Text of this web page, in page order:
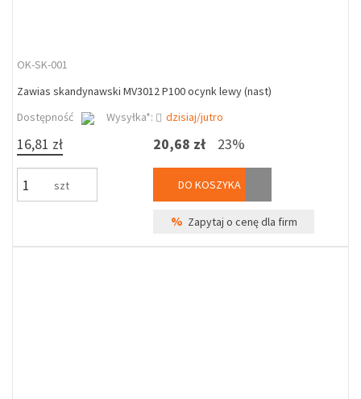
OK-SK-001
Zawias skandynawski MV3012 P100 ocynk lewy (nast)
Dostępność
Wysyłka*: dzisiaj/jutro
16,81 zł
szt
20,68 zł 23%
DO KOSZYKA
% Zapytaj o cenę dla firm